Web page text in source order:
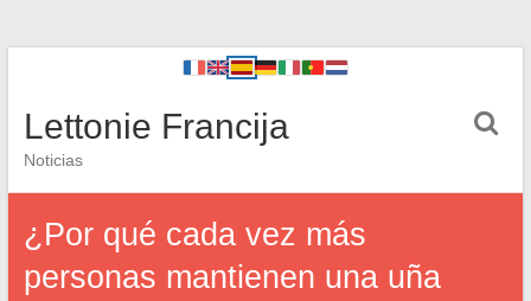
Lettonie Francija
Noticias
¿Por qué cada vez más
personas mantienen una uña